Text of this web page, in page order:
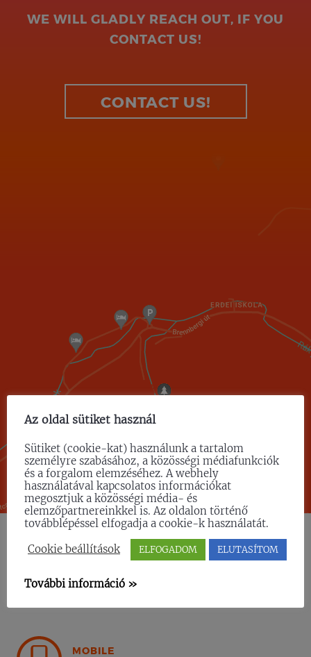
WE WILL GLADLY REACH OUT, IF YOU
CONTACT US!
CONTACT US!
CONTACT INFO
MOBILE
Az oldal sütiket használ
Sütiket (cookie-kat) használunk a tartalom
személyre szabásához, a közösségi médiafunkciók
és a forgalom elemzéséhez. A webhely
használatával kapcsolatos információkat
megosztjuk a közösségi média- és
elemzőpartnereinkkel is. Az oldalon történő
továbblépéssel elfogadja a cookie-k használatát.
Cookie beállítások ELFOGADOM ELUTASÍTOM
További információ »